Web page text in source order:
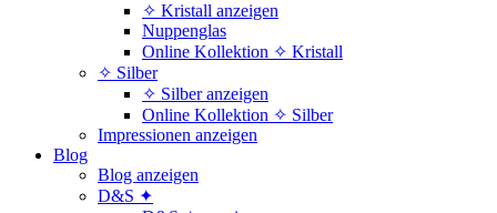
✧ Kristall anzeigen
Nuppenglas
Online Kollektion ✧ Kristall
✧ Silber
✧ Silber anzeigen
Online Kollektion ✧ Silber
Impressionen anzeigen
Blog
Blog anzeigen
D&S ✦